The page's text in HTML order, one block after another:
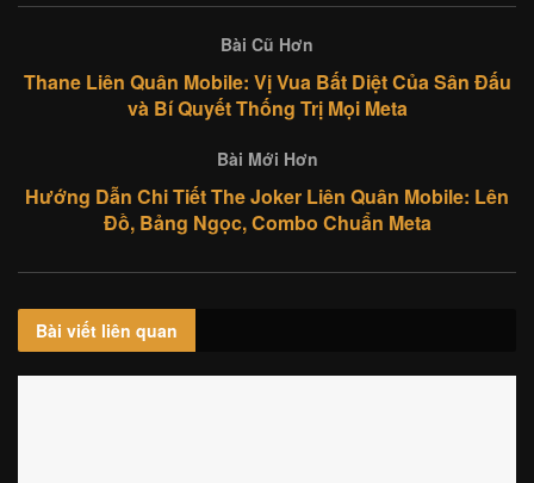
Bài Cũ Hơn
Thane Liên Quân Mobile: Vị Vua Bất Diệt Của Sân Đấu
và Bí Quyết Thống Trị Mọi Meta
Bài Mới Hơn
Hướng Dẫn Chi Tiết The Joker Liên Quân Mobile: Lên
Đồ, Bảng Ngọc, Combo Chuẩn Meta
Bài viết liên quan